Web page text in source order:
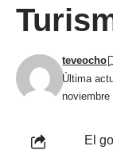
Última
noviembre
teveocho
El